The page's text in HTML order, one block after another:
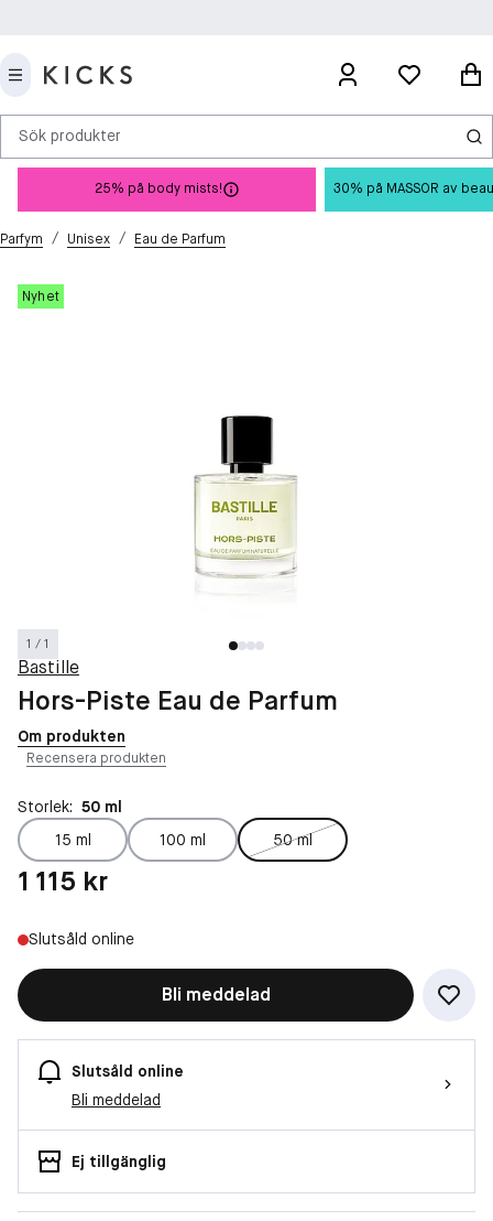
Sök produkter
25% på body mists! 30% på MASSOR av
Parfym / Unisex / Eau de Parfum
Nyhet
1 / 1
Bastille
Hors-Piste Eau de Parfum
Om produkten
Recensera produkten
Storlek: 50 ml
15 ml
100 ml
50 ml
Pris: 1 115 kr
1 115 kr
Slutsåld online
Bli meddelad
Slutsåld online
Bli meddelad
Ej tillgänglig